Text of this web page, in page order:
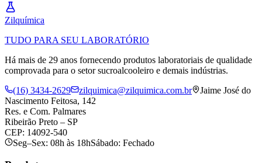
Zilquímica
TUDO PARA SEU LABORATÓRIO
Há mais de 29 anos fornecendo produtos laboratoriais de qualidade
comprovada para o setor sucroalcooleiro e demais indústrias.
(16) 3434-2629
zilquimica@zilquimica.com.br
Jaime José do
Nascimento Feitosa, 142
Res. e Com. Palmares
Ribeirão Preto – SP
CEP: 14092-540
Seg–Sex: 08h às 18hSábado: Fechado